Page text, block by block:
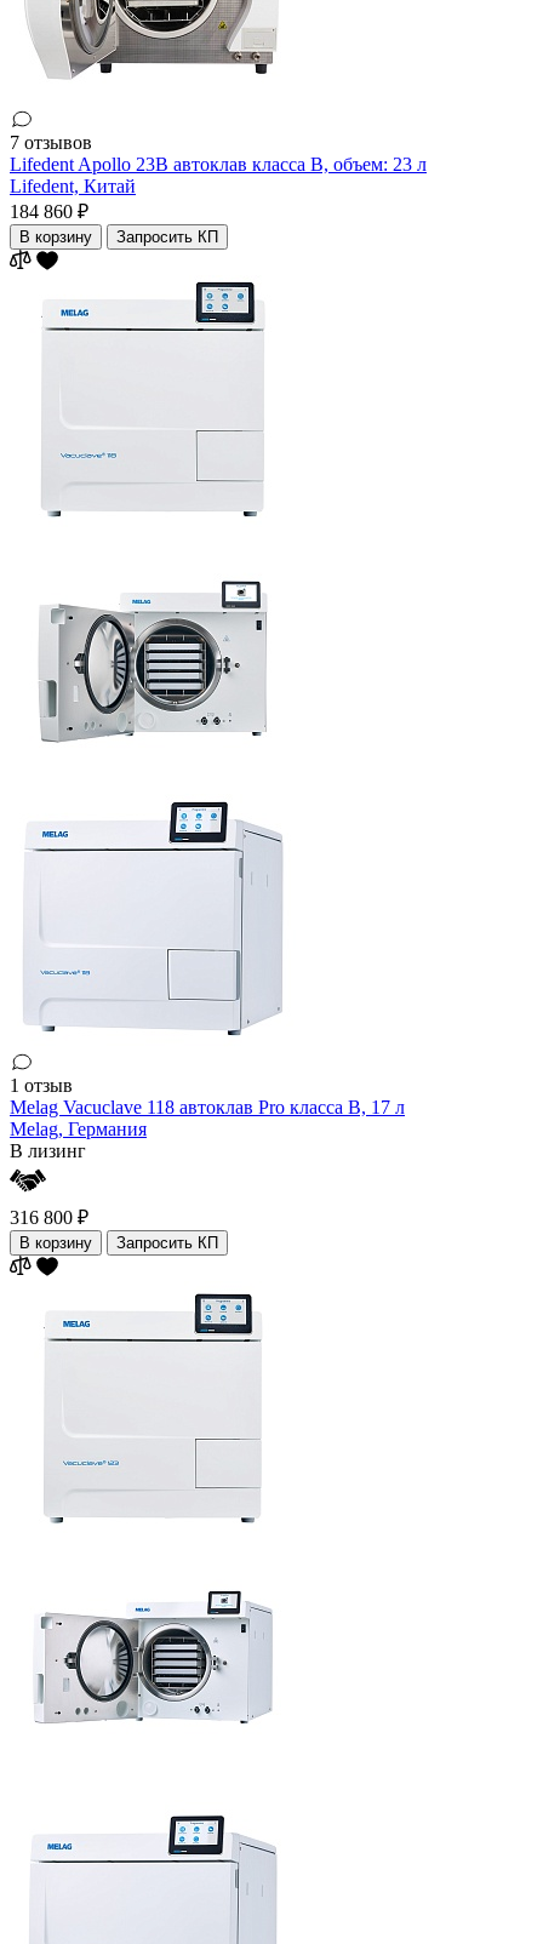
7 отзывов
Lifedent Apollo 23B автоклав класса В, объем: 23 л
Lifedent, Китай
184 860 ₽
В корзину Запросить КП
1 отзыв
Melag Vacuclave 118 автоклав Pro класса B, 17 л
Melag, Германия
В лизинг
316 800 ₽
В корзину Запросить КП